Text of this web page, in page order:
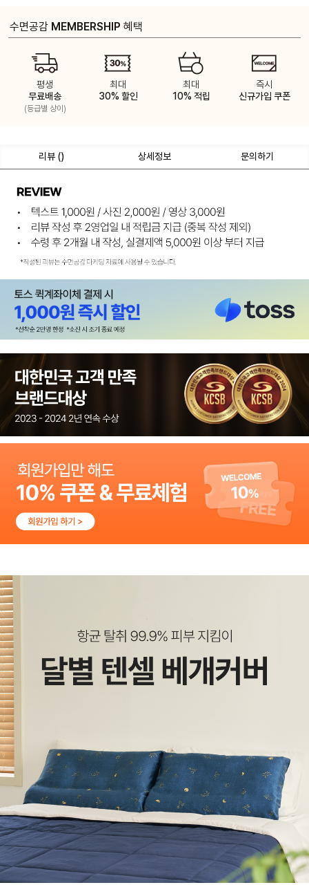
수면공감 MEMBERSHIP 혜택
평생
무료배송
(등급별 상이)
최대
30% 할인
최대
10% 적립
즉시
신규가입 쿠폰
리뷰 () 상세정보 문의하기